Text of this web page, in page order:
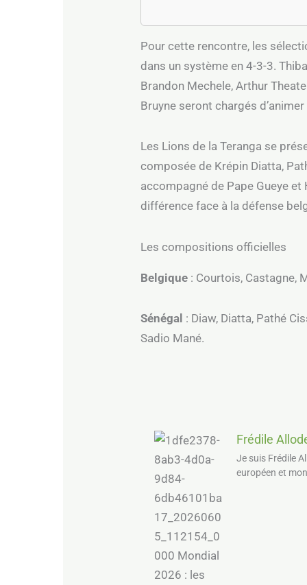
Pour cette rencontre, les
dans un système en 4-3-3.
Brandon Mechele, Arthur
Bruyne seront chargés
Les Lions de la Teranga se
composée de Krépin Diatta,
accompagné de Pape Gueye
différence face à la défense
Les compositions officielles
Belgique : Courtois, Castagne,
Sénégal : Diaw, Diatta, Pathé
Sadio Mané.
Frédile
Je suis Frédile
européen et